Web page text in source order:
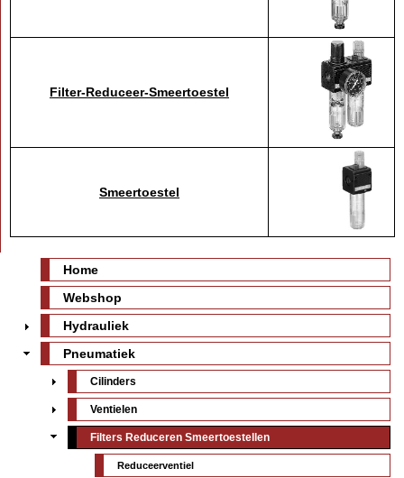
Filter-Reduceer-Smeertoestel
Smeertoestel
Home
Webshop
Hydrauliek
Pneumatiek
Cilinders
Ventielen
Filters Reduceren Smeertoestellen
Reduceerventiel